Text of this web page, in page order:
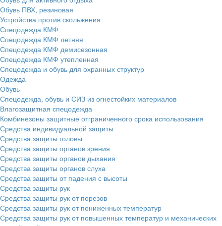
Обувь ПВХ, резиновая
Устройства против скольжения
Спецодежда КМФ
Спецодежда КМФ летняя
Спецодежда КМФ демисезонная
Спецодежда КМФ утепленная
Спецодежда и обувь для охранных структур
Одежда
Обувь
Спецодежда, обувь и СИЗ из огнестойких материалов
Влагозащитная спецодежда
Комбинезоны защитные отграниченного срока использования
Средства индивидуальной защиты
Средства защиты головы
Средства защиты органов зрения
Средства защиты органов дыхания
Средства защиты органов слуха
Средства защиты от падения с высоты
Средства защиты рук
Средства защиты рук от порезов
Средства защиты рук от пониженных температур
Средства защиты рук от повышенных температур и механических